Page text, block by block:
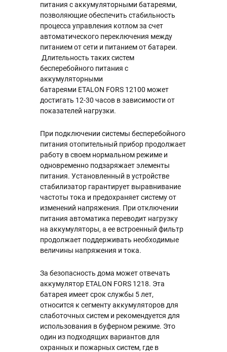
питания с аккумуляторными батареями,
позволяющие обеспечить стабильность
процесса управления котлом за счет
автоматического переключения между
питанием от сети и питанием от батареи.
Длительность таких систем
бесперебойного питания с
аккумуляторными
батареями ETALON FORS 12100 может
достигать 12-30 часов в зависимости от
показателей нагрузки.
При подключении системы бесперебойного
питания отопительный прибор продолжает
работу в своем нормальном режиме и
одновременно подзаряжает элементы
питания. Установленный в устройстве
стабилизатор гарантирует выравнивание
частоты тока и предохраняет систему от
изменений напряжения. При отключении
питания автоматика переводит нагрузку
на аккумуляторы, а ее встроенный фильтр
продолжает поддерживать необходимые
величины напряжения и тока.
За безопасность дома может отвечать
аккумулятор ETALON FORS 1218. Эта
батарея имеет срок службы 5 лет,
относится к сегменту аккумуляторов для
слаботочных систем и рекомендуется для
использования в буферном режиме. Это
один из подходящих вариантов для
охранных и пожарных систем, где в